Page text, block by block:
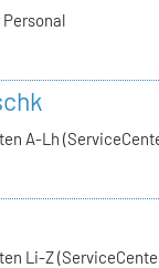
A-Lh
Li-Z